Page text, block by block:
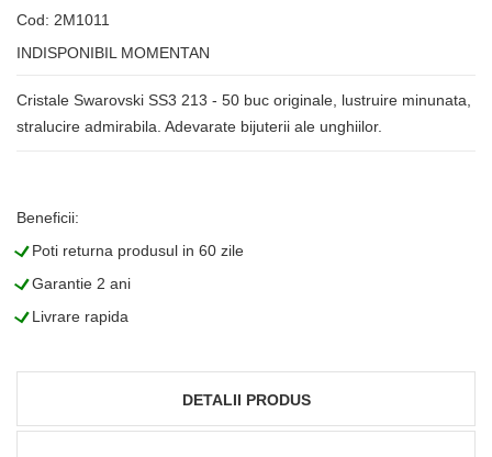
Cod: 2M1011
INDISPONIBIL MOMENTAN
Cristale Swarovski SS3 213 - 50 buc originale, lustruire minunata,
stralucire admirabila. Adevarate bijuterii ale unghiilor.
Beneficii:
LPoti returna produsul in 60 zile
LGarantie 2 ani
LLivrare rapida
DETALII PRODUS